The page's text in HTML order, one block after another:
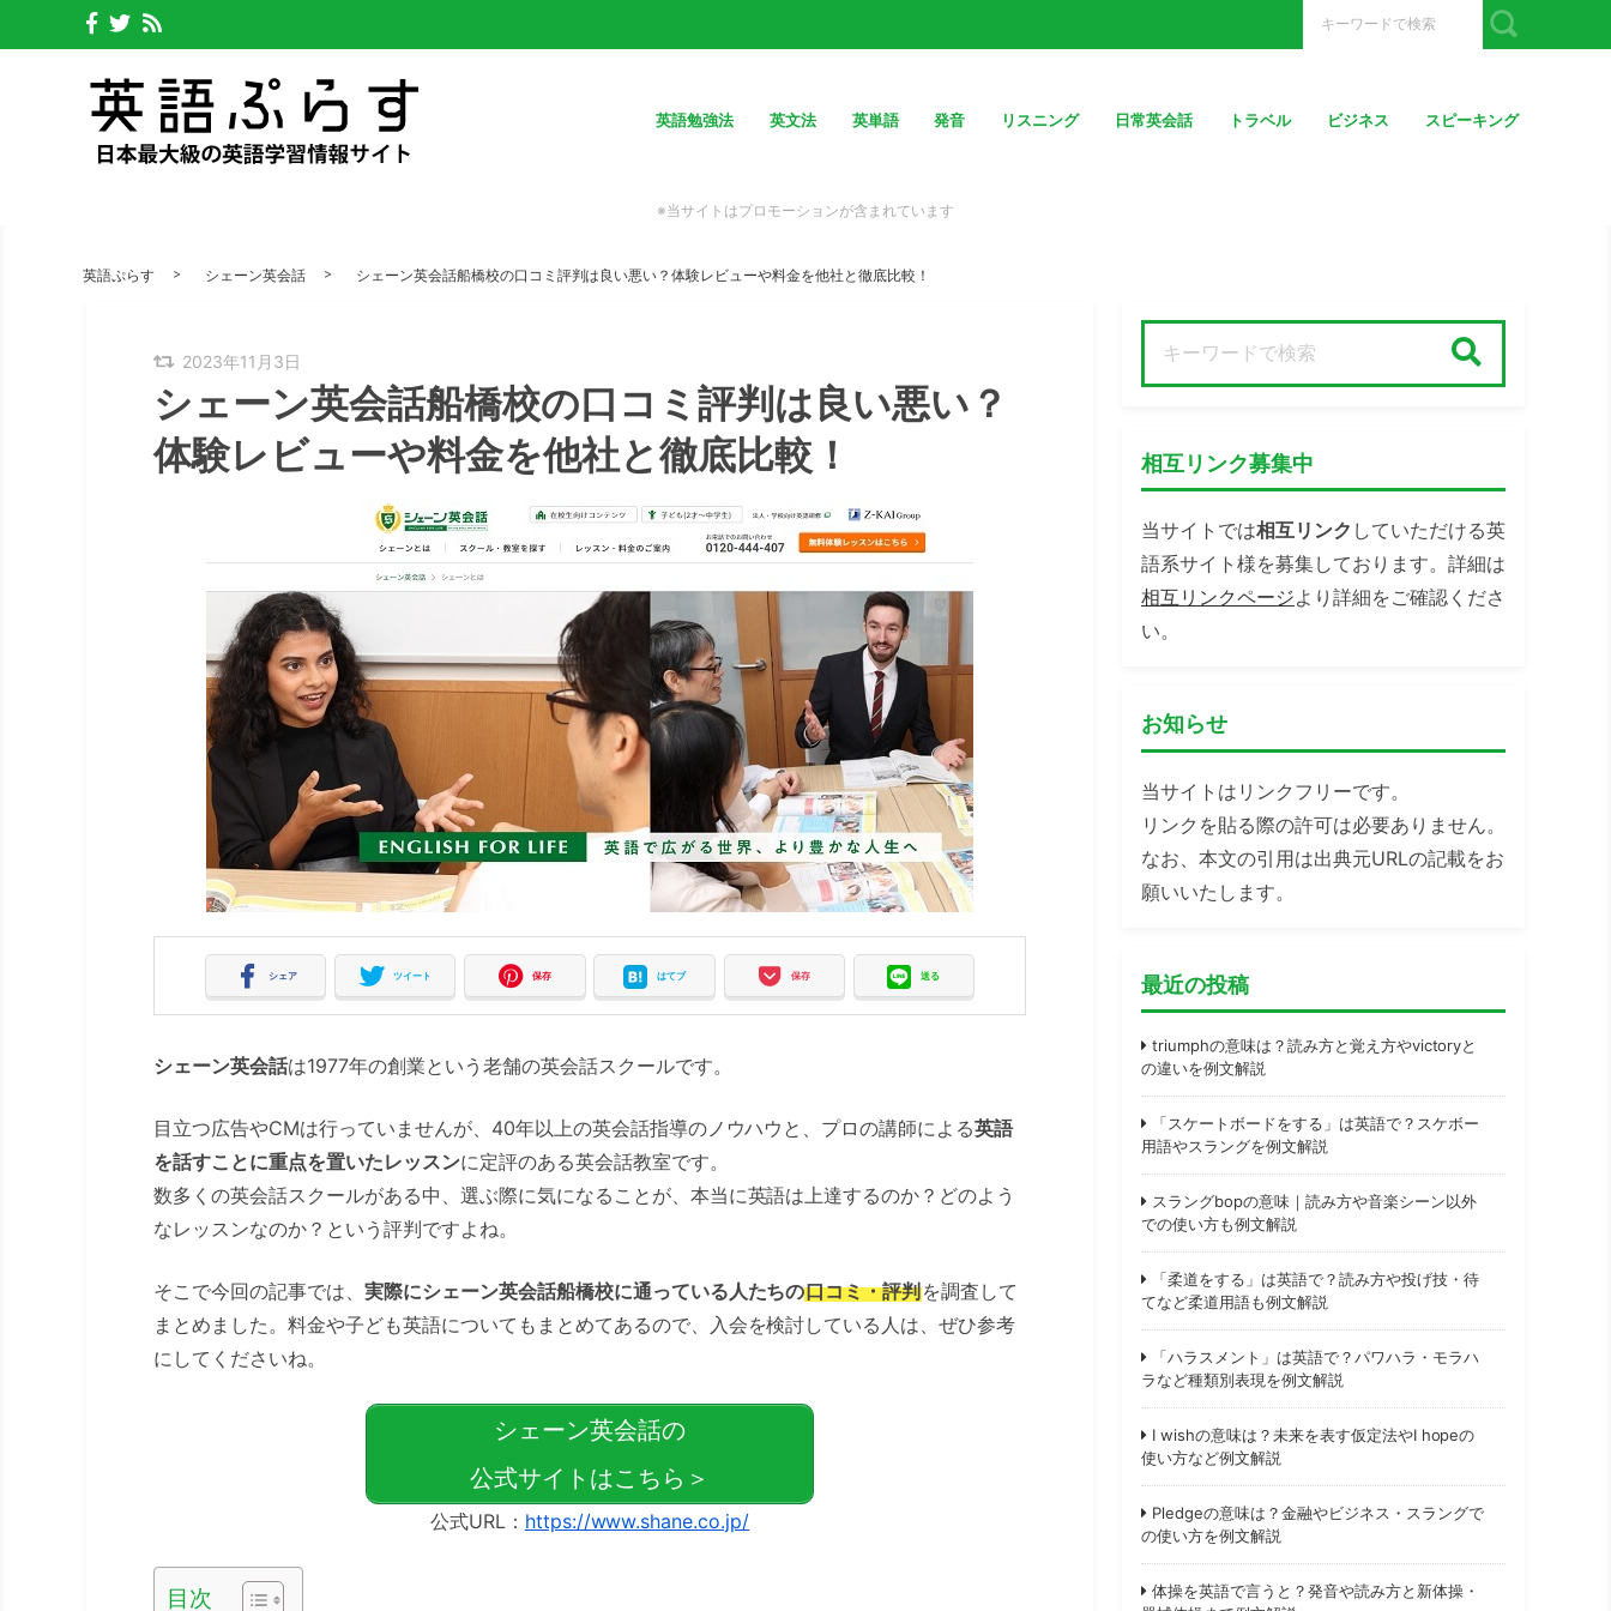
英語勉強法 英文法 英単語 発音 リスニング 日常英会話 トラベル ビジネス スピーキング
※当サイトはプロモーションが含まれています
英語ぷらす シェーン英会話 シェーン英会話船橋校の口コミ評判は良い悪い？体験レビューや料金を他社と徹底比較！
2023年11月3日
シェーン英会話船橋校の口コミ評判は良い悪い？
体験レビューや料金を他社と徹底比較！
シェア ツイート 保存 はてブ 保存 送る
シェーン英会話は1977年の創業という老舗の英会話スクールです。
目立つ広告やCMは行っていませんが、40年以上の英会話指導のノウハウと、プロの講師による英語
を話すことに重点を置いたレッスンに定評のある英会話教室です。
数多くの英会話スクールがある中、選ぶ際に気になることが、本当に英語は上達するのか？どのよう
なレッスンなのか？という評判ですよね。
そこで今回の記事では、 実際にシェーン英会話船橋校に通っている人たちの口コミ・評判を調査して
まとめました。料金や子ども英語についてもまとめてあるので、入会を検討している人は、ぜひ参考
にしてくださいね。
シェーン英会話の
公式サイトはこちら＞
公式URL： https://www.shane.co.jp/
目次
相互リンク募集中
当サイトでは相互リンク していただける英
語系サイト様を募集しております。詳細は
相互リンクページより詳細をご確認くださ
い。
お知らせ
当サイトはリンクフリーです。
リンクを貼る際の許可は必要ありません。
なお、本文の引用は出典元URLの記載をお
願いいたします。
最近の投稿
triumphの意味は？読み方と覚え方やvictoryと
の違いを例文解説
「スケートボードをする」は英語で？スケボー
用語やスラングを例文解説
スラングbopの意味｜読み方や音楽シーン以外
での使い方も例文解説
「柔道をする」は英語で？読み方や投げ技・待
てなど柔道用語も例文解説
「ハラスメント」は英語で？パワハラ・モラハ
ラなど種類別表現を例文解説
I wishの意味は？未来を表す仮定法やI hopeの
使い方など例文解説
Pledgeの意味は？金融やビジネス・スラングで
の使い方を例文解説
体操を英語で言うと？発音や読み方と新体操・